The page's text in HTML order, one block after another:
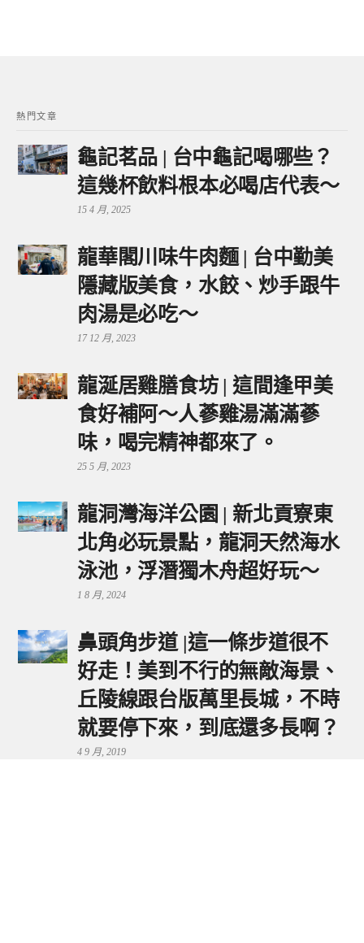
熱門文章
龜記茗品 | 台中龜記喝哪些？
這幾杯飲料根本必喝店代表～
15 4 月, 2025
龍華閣川味牛肉麵 | 台中勤美
隱藏版美食，水餃、炒手跟牛
肉湯是必吃～
17 12 月, 2023
龍涎居雞膳食坊 | 這間逢甲美
食好補阿～人蔘雞湯滿滿蔘
味，喝完精神都來了。
25 5 月, 2023
龍洞灣海洋公園 | 新北貢寮東
北角必玩景點，龍洞天然海水
泳池，浮潛獨木舟超好玩～
1 8 月, 2024
鼻頭角步道 |這一條步道很不
好走！美到不行的無敵海景、
丘陵線跟台版萬里長城，不時
就要停下來，到底還多長啊？
4 9 月, 2019